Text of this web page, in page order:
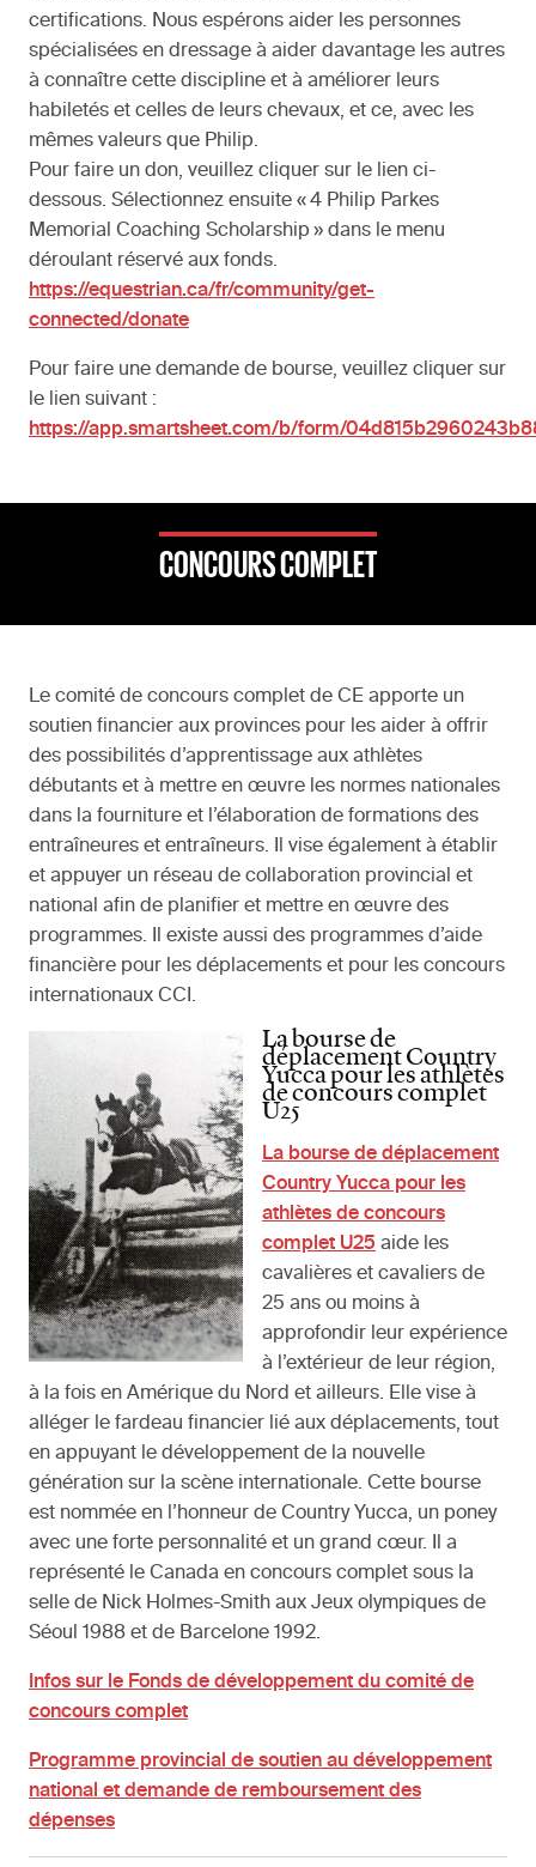
certifications. Nous espérons aider les personnes
spécialisées en dressage à aider davantage les autres
à connaître cette discipline et à améliorer leurs
habiletés et celles de leurs chevaux, et ce, avec les
mêmes valeurs que Philip.
Pour faire un don, veuillez cliquer sur le lien ci-
dessous. Sélectionnez ensuite « 4 Philip Parkes
Memorial Coaching Scholarship » dans le menu
déroulant réservé aux fonds.
https://equestrian.ca/fr/community/get-
connected/donate
Pour faire une demande de bourse, veuillez cliquer sur
le lien suivant :
https://app.smartsheet.com/b/form/
CONCOURS COMPLET
Le comité de concours complet de CE apporte un
soutien financier aux provinces pour les aider à offrir
des possibilités d’apprentissage aux athlètes
débutants et à mettre en œuvre les normes nationales
dans la fourniture et l’élaboration de formations des
entraîneures et entraîneurs. Il vise également à établir
et appuyer un réseau de collaboration provincial et
national afin de planifier et mettre en œuvre des
programmes. Il existe aussi des programmes d’aide
financière pour les déplacements et pour les concours
internationaux CCI.
La bourse de
déplacement Country
Yucca pour les athlètes
de concours complet
U25
La bourse de déplacement
Country Yucca pour les
athlètes de concours
complet U25 aide les
cavalières et cavaliers de
25 ans ou moins à
approfondir leur expérience
à l’extérieur de leur région,
à la fois en Amérique du Nord et ailleurs. Elle vise à
alléger le fardeau financier lié aux déplacements, tout
en appuyant le développement de la nouvelle
génération sur la scène internationale. Cette bourse
est nommée en l’honneur de Country Yucca, un poney
avec une forte personnalité et un grand cœur. Il a
représenté le Canada en concours complet sous la
selle de Nick Holmes-Smith aux Jeux olympiques de
Séoul 1988 et de Barcelone 1992.
Infos sur le Fonds de développement du comité de
concours complet
Programme provincial de soutien au développement
national et demande de remboursement des
dépenses